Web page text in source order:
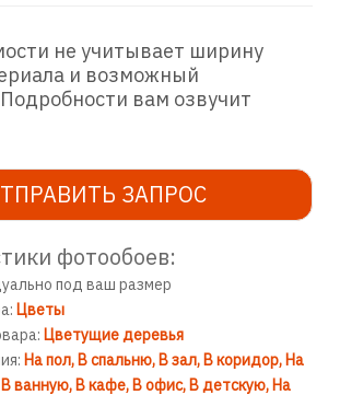
не учитывает ширину
и возможный
вам озвучит
ЗАПРОС
фотообоев:
под ваш размер
Цветы
Цветущие деревья
На пол В спальню В зал В коридор На
В ванную В кафе В офис В детскую На